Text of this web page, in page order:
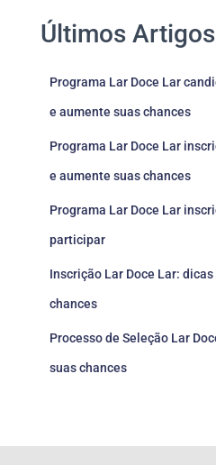
Últimos Artigos
Programa Lar Doce Lar
e aumente suas chances
Programa Lar Doce Lar
e aumente suas chances
Programa Lar Doce Lar
participar
Inscrição Lar Doce Lar:
chances
Processo de Seleção Lar
suas chances